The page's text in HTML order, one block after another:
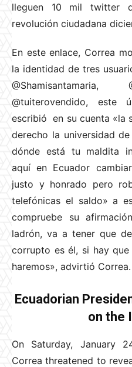
lleguen 10 mil twitter
revolución ciudadana
En este enlace, Correa
la identidad de tres
@Shamisantamaria,
@tuiterovendido,
escribió en su cuenta «la
derecho la universidad
dónde está tu maldita
aquí en Ecuador
justo y honrado pero
telefónicas el saldo» a
compruebe su
ladrón, va a tener que
corrupto es él, si hay
haremos», advirtió Correa.
Ecuadorian
on the
On Saturday, January
Correa threatened to